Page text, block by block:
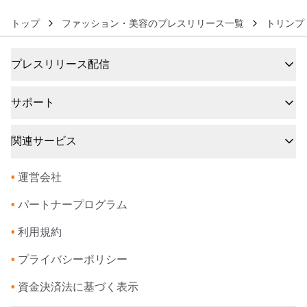
トップ ファッション・美容のプレスリリース一覧 トリン
プレスリリース配信
サポート
関連サービス
• 運営会社
• パートナープログラム
• 利用規約
• プライバシーポリシー
• 資金決済法に基づく表示